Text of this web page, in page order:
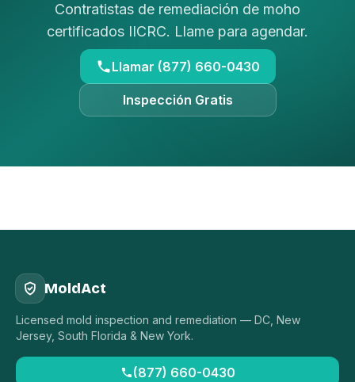
Contratistas de remediación de moho
certificados IICRC. Llame para agendar.
Llamar (877) 660-0430
Inspección Gratis
MoldAct
Licensed mold inspection and remediation — DC, New
Jersey, South Florida & New York.
(877) 660-0430